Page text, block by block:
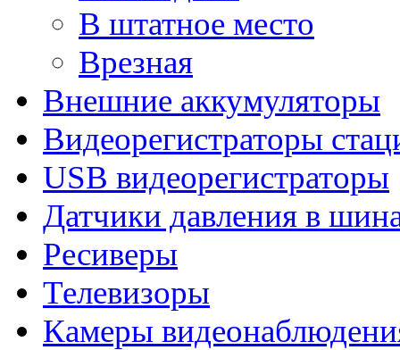
В штатное место
Врезная
Внешние аккумуляторы
Видеорегистраторы
USB видеорегистраторы
Датчики давления в
Ресиверы
Телевизоры
Камеры